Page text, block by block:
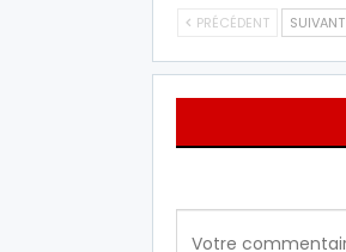
PRÉCÉDENT SUIVANT